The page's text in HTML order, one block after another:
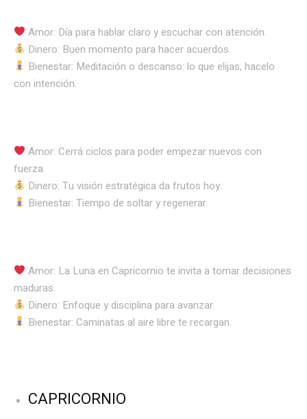
Amor: Día para hablar claro y escuchar con atención.
Dinero: Buen momento para hacer acuerdos.
Bienestar: Meditación o descanso: lo que elijas, hacelo
con intención.
Amor: Cerrá ciclos para poder empezar nuevos con
fuerza.
Dinero: Tu visión estratégica da frutos hoy.
Bienestar: Tiempo de soltar y regenerar.
Amor: La Luna en Capricornio te invita a tomar decisiones
maduras.
Dinero: Enfoque y disciplina para avanzar.
Bienestar: Caminatas al aire libre te recargan.
CAPRICORNIO